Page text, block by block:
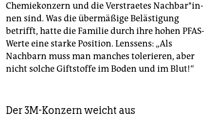
Chemiekonzern und die Verstraetes Nach­ba­r*in­
nen sind. Was die übermäßige Belästigung
betrifft, hatte die Familie durch ihre hohen PFAS-
Werte eine starke Position. Lenssens: „Als
Nachbarn muss man manches tolerieren, aber
nicht solche Giftstoffe im Boden und im Blut!“
Der 3M-Konzern weicht aus